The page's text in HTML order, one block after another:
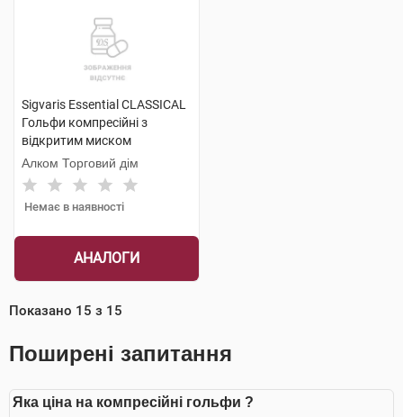
Sigvaris Essential CLASSICAL
Гольфи компресійні з
відкритим миском
компресія 2 medium 1 пара
Алком Торговий дім
Немає в наявності
АНАЛОГИ
Показано 15 з 15
Поширені запитання
Яка ціна на компресійні гольфи ?